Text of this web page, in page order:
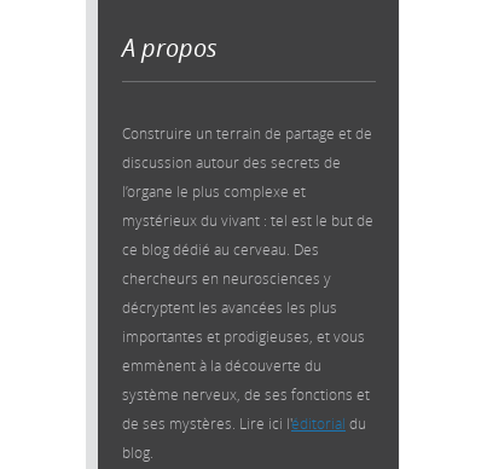
A propos
Construire un terrain de partage et de
discussion autour des secrets de
l’organe le plus complexe et
mystérieux du vivant : tel est le but de
ce blog dédié au cerveau. Des
chercheurs en neurosciences y
décryptent les avancées les plus
importantes et prodigieuses, et vous
emmènent à la découverte du
système nerveux, de ses fonctions et
de ses mystères. Lire ici l'éditorial du
blog.